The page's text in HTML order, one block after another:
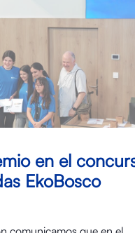
en el
EkoBosco